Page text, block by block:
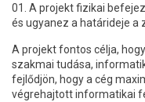
01. A projekt fizikai
és ugyanez a határideje a
A projekt fontos célja,
szakmai tudása,
fejlődjön, hogy a cég
végrehajtott informatikai